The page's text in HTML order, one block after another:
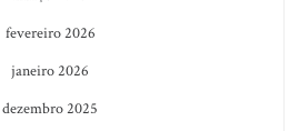
fevereiro 2026
janeiro 2026
dezembro 2025